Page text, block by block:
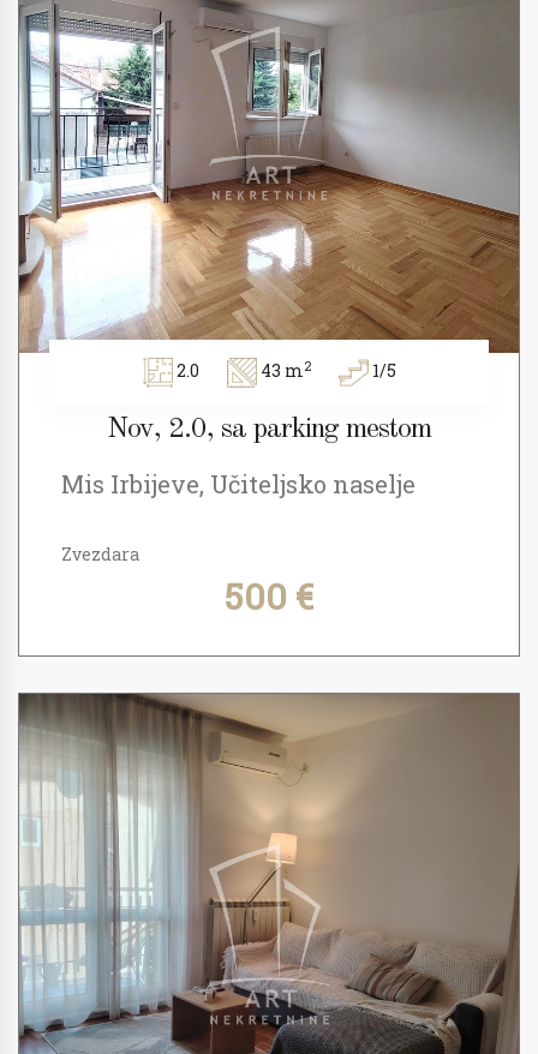
2.0 43 m2 1/5
Nov, 2.0, sa parking mestom
Mis Irbijeve, Učiteljsko naselje
Zvezdara
500 €